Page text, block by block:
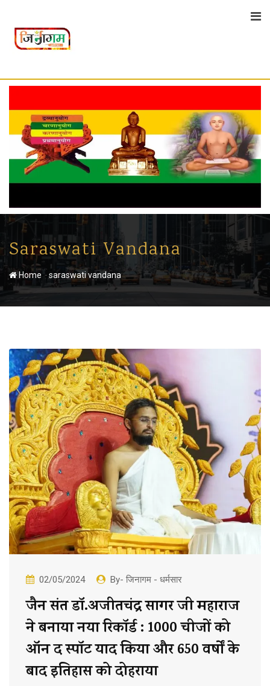
content
Saraswati Vandana
Home -saraswati vandana
02/05/2024 By- जिनागम - धर्मसार
जैन संत डॉ.अजीतचंद्र सागर जी महाराज
ने बनाया नया रिकॉर्ड : 1000 चीजों को
ऑन द स्पॉट याद किया और 650 वर्षों के
बाद इतिहास को दोहराया